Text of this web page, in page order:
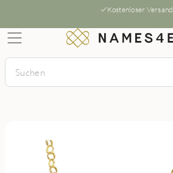
Kostenloser Versand